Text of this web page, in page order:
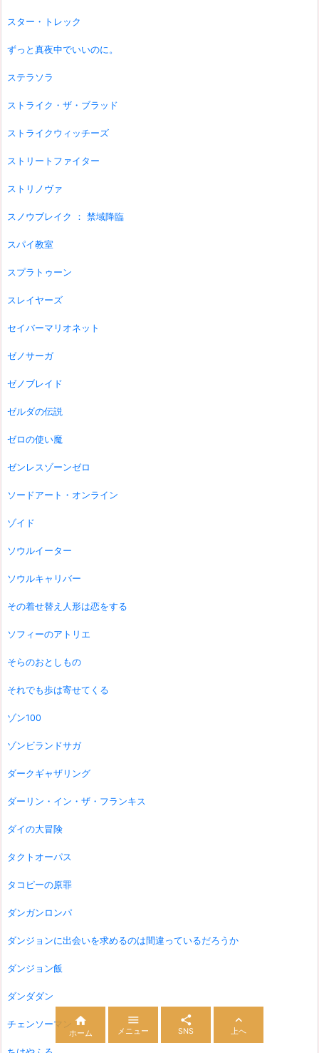
スター・トレック
ずっと真夜中でいいのに。
ステラソラ
ストライク・ザ・ブラッド
ストライクウィッチーズ
ストリートファイター
ストリノヴァ
スノウブレイク ： 禁域降臨
スパイ教室
スプラトゥーン
スレイヤーズ
セイバーマリオネット
ゼノサーガ
ゼノブレイド
ゼルダの伝説
ゼロの使い魔
ゼンレスゾーンゼロ
ソードアート・オンライン
ゾイド
ソウルイーター
ソウルキャリバー
その着せ替え人形は恋をする
ソフィーのアトリエ
そらのおとしもの
それでも歩は寄せてくる
ゾン100
ゾンビランドサガ
ダークギャザリング
ダーリン・イン・ザ・フランキス
ダイの大冒険
タクトオーパス
タコピーの原罪
ダンガンロンパ
ダンジョンに出会いを求めるのは間違っているだろうか
ダンジョン飯
ダンダダン
チェンソーマン 
ホーム

メニュー

SNS

上へ